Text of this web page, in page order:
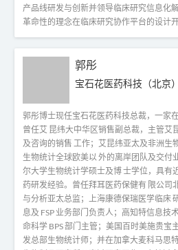
产品线研发与创新并领导临床研究信息化
革命性的理念在临床研究协作平台的设计
郭彤
宝石花医药科技（北京
郭彤博士现任宝石花医药科技总裁，一家
曾任艾 昆纬大中华区销售副总裁，主管艾
及咨询的销售 工作；艾昆纬亚太及非洲生
生物统计全球欧美以 外的离岸团队及交付
尔大学生物统计学硕士及博 士学位，具有
药研发经验。曾任拜耳医药保健有 限公司
与分析亚太总监；上海康德保瑞医学临床
息及 FSP 业务部门负责人；高知特信息技
命科学 BPS 部门主管；美国百时美施贵宝
发总部生物统计师；并在加拿大麦科马思